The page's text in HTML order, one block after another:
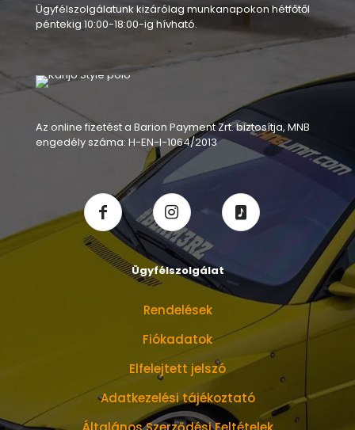
Ügyfélszolgálatunk kizárólag munkanapokon hétfőtől
péntekig 10:00-18:00-ig hívható.
Az online fizetést a Barion Payment Zrt. biztosítja, MNB
engedély száma: H-EN-I-1064/2013
Ügyfélszolgálat
Rendelések
Fiókadatok
Elfelejtett jelszó
Adatkezelési tájékoztató